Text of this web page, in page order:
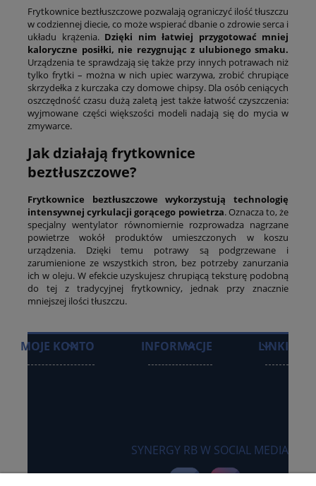
Frytkownice beztłuszczowe pozwalają ograniczyć ilość tłuszczu
w codziennej diecie, co może wspierać dbanie o zdrowie serca i
układu krążenia. Dzięki nim łatwiej przygotować mniej
kaloryczne posiłki, nie rezygnując z ulubionego smaku.
Urządzenia te sprawdzają się także przy innych potrawach niż
tylko frytki – można w nich upiec warzywa, zrobić chrupiące
skrzydełka z kurczaka czy domowe chipsy. Dla osób ceniących
oszczędność czasu dużą zaletą jest także łatwość czyszczenia:
wyjmowane części większości modeli nadają się do mycia w
zmywarce.
Jak działają frytkownice
beztłuszczowe?
Frytkownice beztłuszczowe wykorzystują technologię
intensywnej cyrkulacji gorącego powietrza. Oznacza to, że
specjalny wentylator równomiernie rozprowadza nagrzane
powietrze wokół produktów umieszczonych w koszu
urządzenia. Dzięki temu potrawy są podgrzewane i
zarumienione ze wszystkich stron, bez potrzeby zanurzania
ich w oleju. W efekcie uzyskujesz chrupiącą teksturę podobną
do tej z tradycyjnej frytkownicy, jednak przy znacznie
mniejszej ilości tłuszczu.
MOJE KONTO INFORMACJE LINKI
SYNERGY RB W SOCIAL MEDIA